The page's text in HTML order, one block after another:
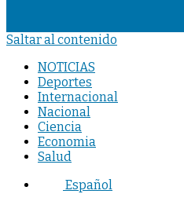
Saltar al contenido
NOTICIAS
Deportes
Internacional
Nacional
Ciencia
Economia
Salud
Español